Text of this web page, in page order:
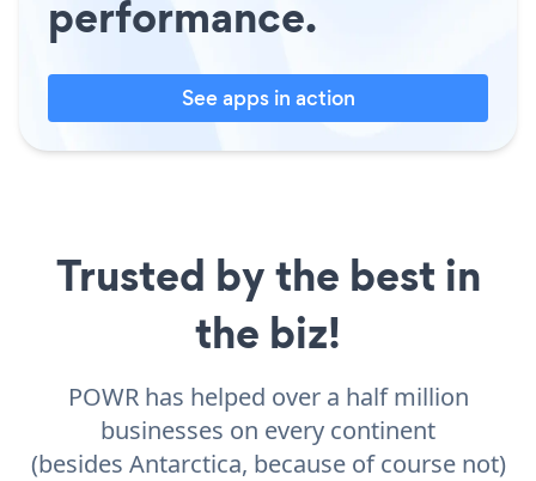
performance.
See apps in action
Trusted by the best in
the biz!
POWR has helped over a half million
businesses on every continent
(besides Antarctica, because of course not)